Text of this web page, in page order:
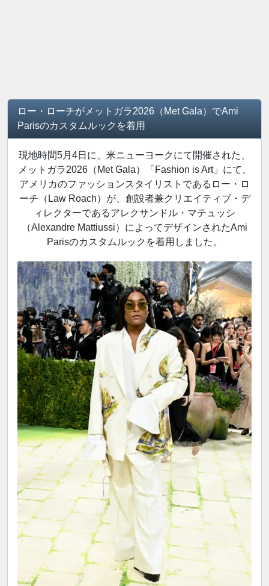
ロー・ローチがメットガラ2026（Met Gala）でAmi
Parisのカスタムルックを着用
現地時間5月4日に、米ニューヨークにて開催された、
メットガラ2026（Met Gala）「Fashion is Art」にて、
アメリカのファッションスタイリストであるロー・ロ
ーチ（Law Roach）が、創設者兼クリエイティブ・デ
ィレクターであるアレクサンドル・マテュッシ
（Alexandre Mattiussi）によってデザインされたAmi
Parisのカスタムルックを着用しました。